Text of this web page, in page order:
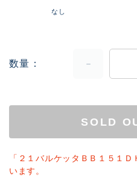
なし
数量
SOLD
「２１バルケッタＢＢ１５１
います。